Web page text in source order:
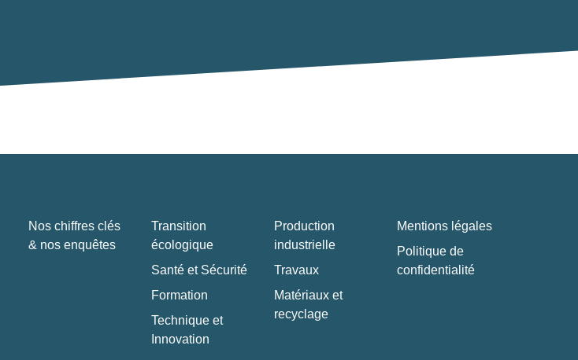
Nos chiffres clés
& nos enquêtes
Transition
écologique
Santé et Sécurité
Formation
Technique et
Innovation
Production
industrielle
Travaux
Matériaux et
recyclage
Mentions légales
Politique de
confidentialité